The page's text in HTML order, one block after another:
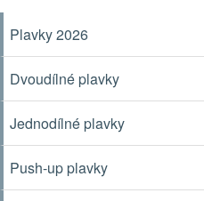
Plavky 2026
Dvoudílné plavky
Jednodílné plavky
Push-up plavky